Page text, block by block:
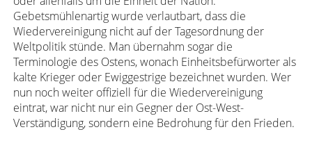
Gebetsmühlenartig wurde verlautbart, dass die
Wiedervereinigung nicht auf der Tagesordnung der
Weltpolitik stünde. Man übernahm sogar die
Terminologie des Ostens, wonach Einheitsbefürworter als
kalte Krieger oder Ewiggestrige bezeichnet wurden. Wer
nun noch weiter offiziell für die Wiedervereinigung
eintrat, war nicht nur ein Gegner der Ost-West-
Verständigung, sondern eine Bedrohung für den Frieden.